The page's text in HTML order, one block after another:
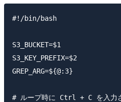
#!/bin/bash
S3_BUCKET=$1
S3_KEY_PREFIX=$2
GREP_ARG=${@:3}
# ループ時に Ctrl + C を入力